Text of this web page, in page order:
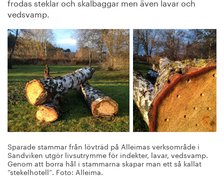
vedsvamp.
Sparade stammar från lövträd på Alleimas verksområde i
Sandviken utgör livsutrymme för indekter, lavar, vedsvamp.
Genom att borra hål i stammarna skapar man ett så kallat
”stekelhotell”. Foto: Alleima.